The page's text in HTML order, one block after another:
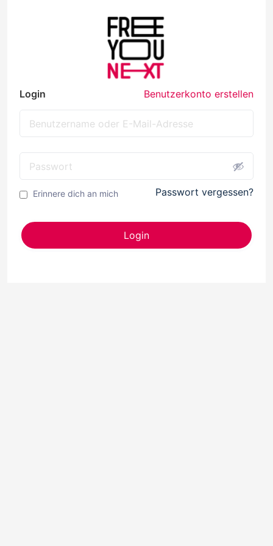
Login
Erinnere dich an mich Passwort vergessen?
Benutzerkonto erstellen